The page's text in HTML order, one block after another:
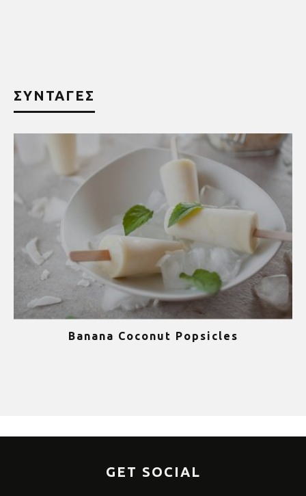
ΣΥΝΤΑΓΕΣ
Banana Coconut Popsicles
GET SOCIAL